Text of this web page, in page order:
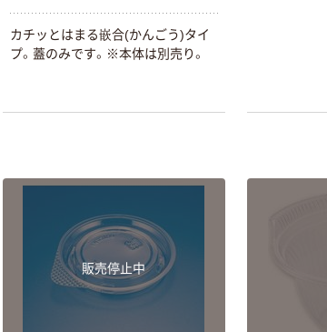
カチッとはまる嵌合(かんごう)タイ
プ。蓋のみです。※本体は別売り。
販売停止中